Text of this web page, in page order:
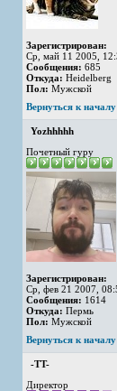
Зарегистрирован:
Ср, май 11 2005,
Сообщения: 685
Откуда: Heidelberg
Пол: Мужской
Вернуться к началу
Yozhhhhh
Почетный гуру
Зарегистрирован:
Ср, фев 21 2007,
Сообщения: 1614
Откуда: Пермь
Пол: Мужской
Вернуться к началу
-TT-
Директор